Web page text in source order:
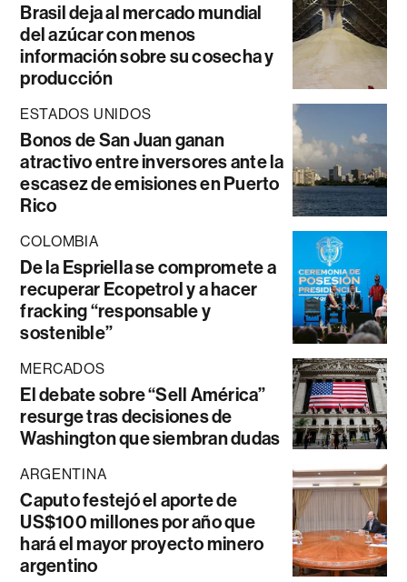
Brasil deja al mercado mundial
del azúcar con menos
información sobre su cosecha y
producción
ESTADOS UNIDOS
Bonos de San Juan ganan
atractivo entre inversores ante la
escasez de emisiones en Puerto
Rico
COLOMBIA
De la Espriella se compromete a
recuperar Ecopetrol y a hacer
fracking “responsable y
sostenible”
MERCADOS
El debate sobre “Sell América”
resurge tras decisiones de
Washington que siembran dudas
ARGENTINA
Caputo festejó el aporte de
US$100 millones por año que
hará el mayor proyecto minero
argentino